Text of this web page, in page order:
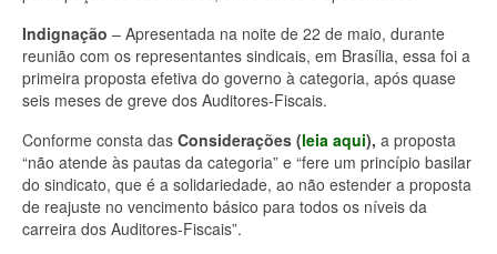
Indignação – Apresentada na noite de 22 de maio, durante
reunião com os representantes sindicais, em Brasília, essa foi a
primeira proposta efetiva do governo à categoria, após quase
seis meses de greve dos Auditores-Fiscais.
Conforme consta das Considerações (leia aqui), a proposta
“não atende às pautas da categoria” e “fere um princípio basilar
do sindicato, que é a solidariedade, ao não estender a proposta
de reajuste no vencimento básico para todos os níveis da
carreira dos Auditores-Fiscais”.